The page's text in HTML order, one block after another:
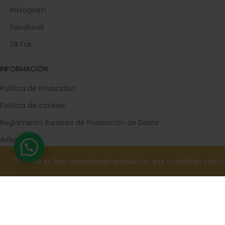
No se han encontrado productos que coincidan con
Instagram
Facebook
TikTok
INFORMACIÓN
Política de Privacidad
Política de cookies
Reglamento Europeo de Protección de Datos
Aviso legal
Términos de Compra